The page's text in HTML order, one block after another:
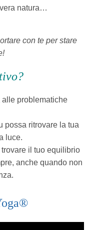
natura…
con te per stare
problematiche
possa ritrovare la tua
luce.
trovare il tuo equilibrio
anche quando non